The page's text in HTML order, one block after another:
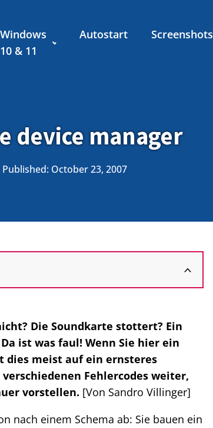
Windows
10 & 11
Autostart Screenshots
device manager
Published: October 23, 2007
Die Soundkarte stottert? Ein
ist was faul! Wenn Sie hier ein
dies meist auf ein ernsteres
Fehlercodes weiter,
vorstellen. [Von Sandro Villinger]
nach einem Schema ab: Sie bauen ein